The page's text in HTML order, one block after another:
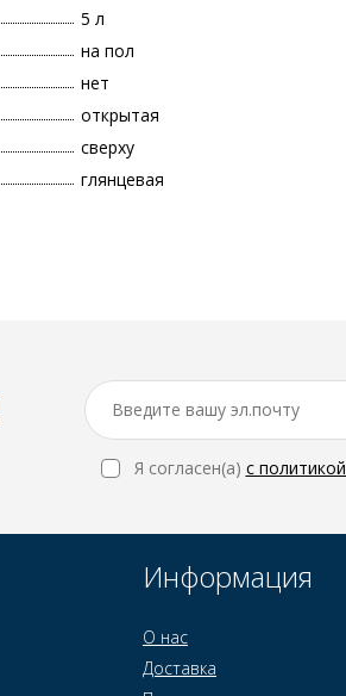
5 л
на пол
нет
открытая
сверху
глянцевая
Я согласен(a) с
Информация
О нас
Доставка